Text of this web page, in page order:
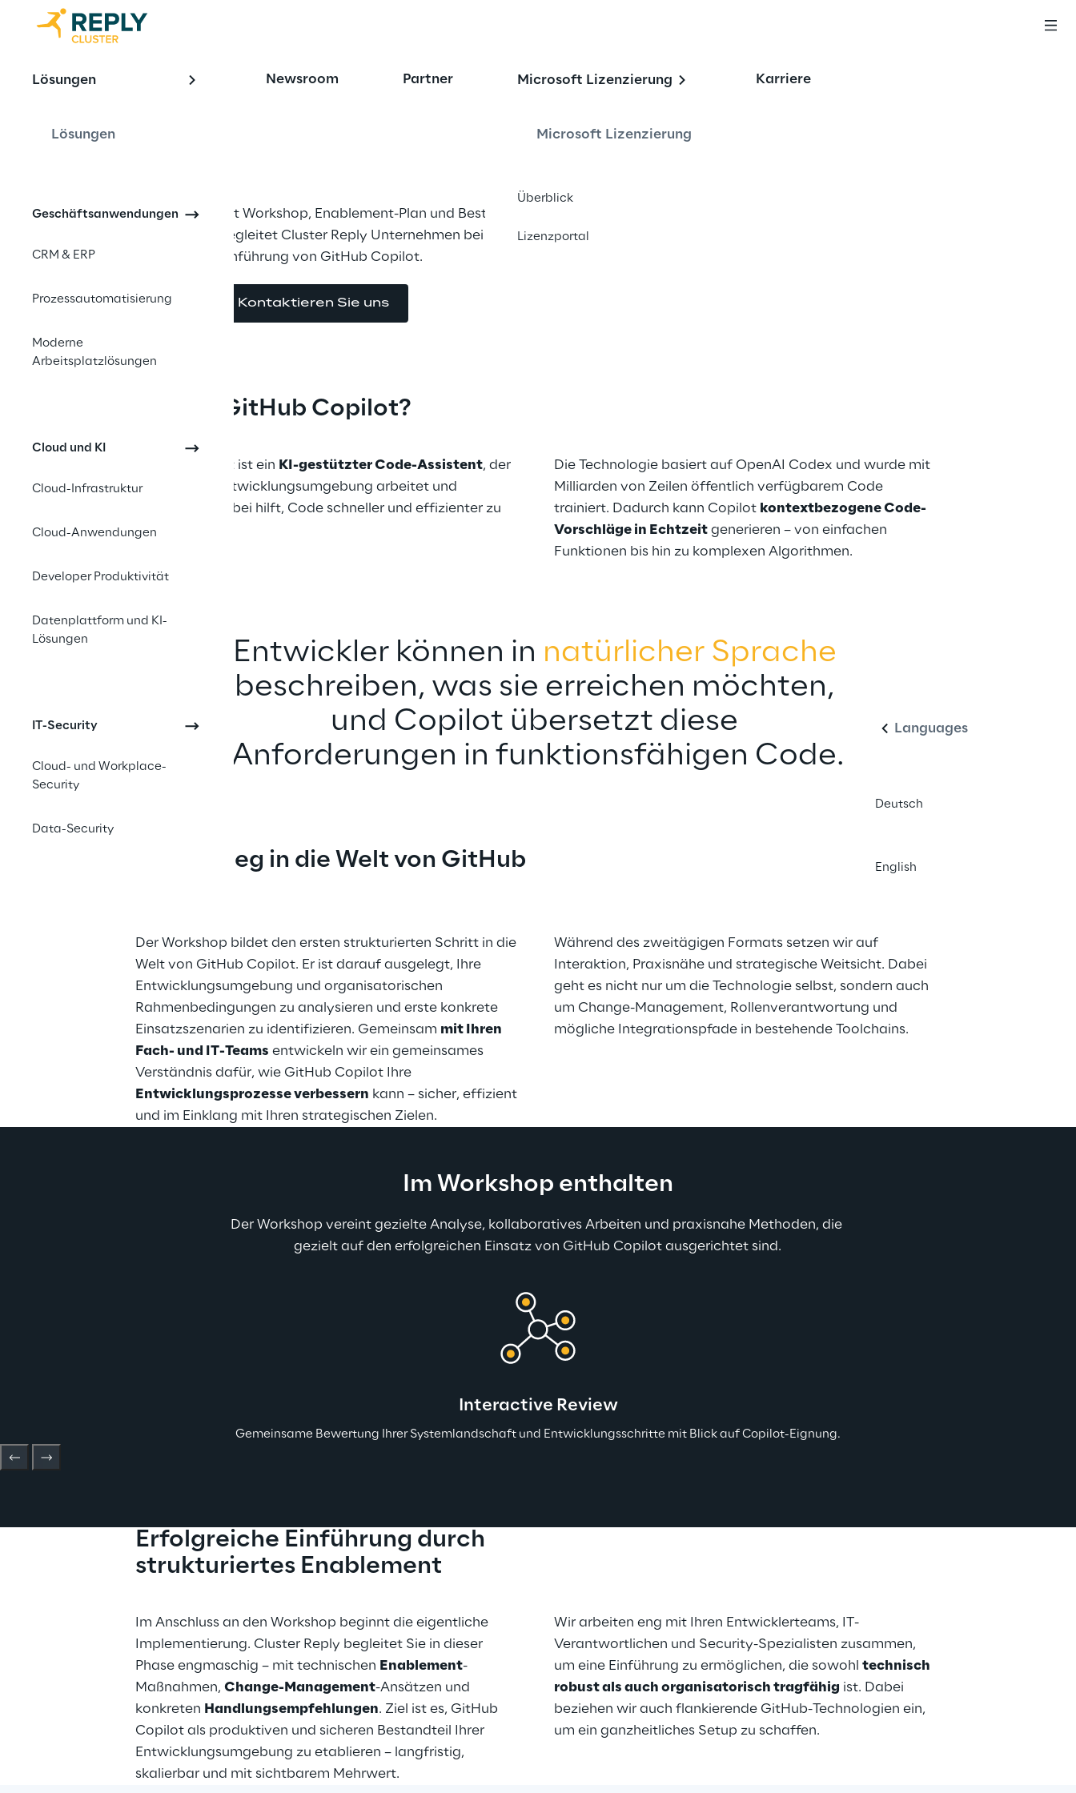
Lösungen
Lösungen
Geschäftsanwendungen
CRM & ERP
Prozessautomatisierung
Moderne
Arbeitsplatzlösungen
Cloud und KI
Cloud-Infrastruktur
Cloud-Anwendungen
Developer Produktivität
Datenplattform und KI-
Lösungen
IT-Security
Cloud- und Workplace-
Security
Data-Security
Newsroom Partner Microsoft Lizenzierung
Microsoft Lizenzierung
Überblick
Lizenzportal
Karriere
Languages
Deutsch
English
GitHub Copilot einführen und
Mit Workshop, Enablement-Plan und Best Practices
begleitet Cluster Reply Unternehmen bei der erfolgreichen
Einführung von GitHub Copilot.
Kontaktieren Sie uns
Was ist GitHub Copilot?
GitHub Copilot ist ein KI-gestützter Code-Assistent, der
direkt in der Entwicklungsumgebung arbeitet und
Entwicklern dabei hilft, Code schneller und effizienter zu
schreiben.
Die Technologie basiert auf OpenAI Codex und wurde mit
Milliarden von Zeilen öffentlich verfügbarem Code
trainiert. Dadurch kann Copilot kontextbezogene Code-
Vorschläge in Echtzeit generieren – von einfachen
Funktionen bis hin zu komplexen Algorithmen.
Entwickler können in natürlicher Sprache
beschreiben, was sie erreichen möchten,
und Copilot übersetzt diese
Anforderungen in funktionsfähigen Code.
Ihr Einstieg in die Welt von GitHub
Der Workshop bildet den ersten strukturierten Schritt in die
Welt von GitHub Copilot. Er ist darauf ausgelegt, Ihre
Entwicklungsumgebung und organisatorischen
Rahmenbedingungen zu analysieren und erste konkrete
Einsatzszenarien zu identifizieren. Gemeinsam mit Ihren
Fach- und IT-Teams entwickeln wir ein gemeinsames
Verständnis dafür, wie GitHub Copilot Ihre
Entwicklungsprozesse verbessern kann – sicher, effizient
und im Einklang mit Ihren strategischen Zielen.
Während des zweitägigen Formats setzen wir auf
Interaktion, Praxisnähe und strategische Weitsicht. Dabei
geht es nicht nur um die Technologie selbst, sondern auch
um Change-Management, Rollenverantwortung und
mögliche Integrationspfade in bestehende Toolchains.
Im Workshop enthalten
Der Workshop vereint gezielte Analyse, kollaboratives Arbeiten und praxisnahe Methoden, die
gezielt auf den erfolgreichen Einsatz von GitHub Copilot ausgerichtet sind.
Interactive Review
Gemeinsame Bewertung Ihrer Systemlandschaft und Entwicklungsschritte mit Blick auf Copilot-Eignung.
Erfolgreiche Einführung durch
strukturiertes Enablement
Im Anschluss an den Workshop beginnt die eigentliche
Implementierung. Cluster Reply begleitet Sie in dieser
Phase engmaschig – mit technischen Enablement-
Maßnahmen, Change-Management-Ansätzen und
konkreten Handlungsempfehlungen. Ziel ist es, GitHub
Copilot als produktiven und sicheren Bestandteil Ihrer
Entwicklungsumgebung zu etablieren – langfristig,
skalierbar und mit sichtbarem Mehrwert.
Wir arbeiten eng mit Ihren Entwicklerteams, IT-
Verantwortlichen und Security-Spezialisten zusammen,
um eine Einführung zu ermöglichen, die sowohl technisch
robust als auch organisatorisch tragfähig ist. Dabei
beziehen wir auch flankierende GitHub-Technologien ein,
um ein ganzheitliches Setup zu schaffen.